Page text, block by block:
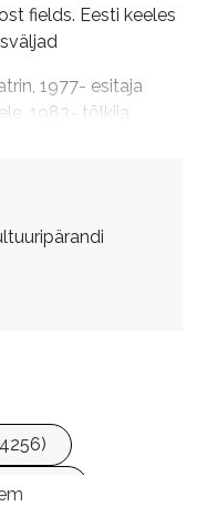
fields. Eesti keeles
1977- esitaja
1983- tõlkija
(1285)